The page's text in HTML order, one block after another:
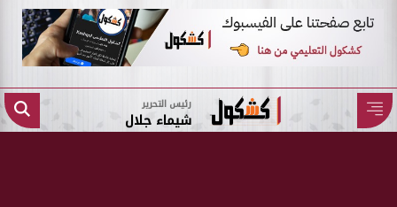
رئيس التحرير
شيماء جلال